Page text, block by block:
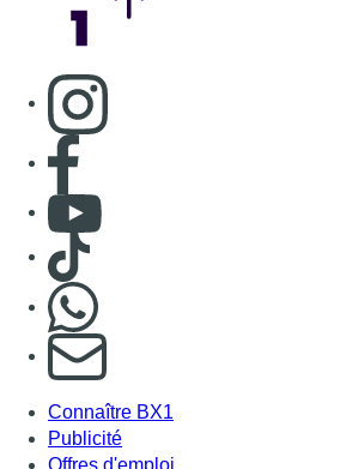
S'abonner à notre newsletter
Connaître BX1
Publicité
Offres d'emploi
Contact
Mentions légales
Politique de cookies (UE)
Gérer les cookies